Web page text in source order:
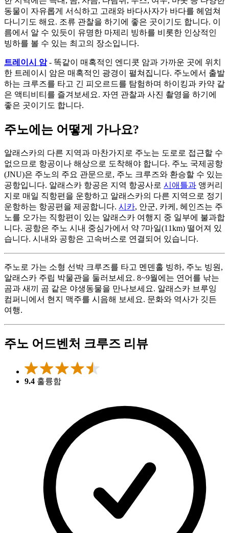
동물이 자유롭게 서식하고 고래와 바다사자가 바다를 헤엄쳐
다니기도 해요. 조류 관찰을 하기에 좋은 곳이기도 합니다. 이
름에서 알 수 있듯이 유명한 마제리 빙하를 비롯한 인상적인
빙하를 볼 수 있는 최고의 장소입니다.
트레이시 암- 똑같이 매혹적인 엔디콧 암과 가까운 곳에 위치
한 트레이시 암은 매혹적인 광경이 펼쳐집니다. 주노에서 출발
하는 크루즈를 타고 긴 피오르드를 탐험하며 하이킹과 카약 같
은 액티비티를 즐겨보세요. 자연 관찰과 사진 촬영을 하기에
좋은 곳이기도 합니다.
주노에는 어떻게 가나요?
알래스카의 다른 지역과 마찬가지로 주노는 도로로 접근할 수
없으므로 항공이나 해상으로 도착해야 합니다. 주노 국제공항
(JNU)은 주노의 주요 관문으로, 주노 크루즈와 환승할 수 있는
공항입니다. 알래스카 항공은 지역 항공사로 시애틀과 앵커리
지로 매일 직항편을 운항하고 알래스카의 다른 지역으로 정기
운항하는 항공편을 제공합니다. 시카, 안군, 카케, 헤인즈는 주
노를 오가는 직항편이 있는 알래스카 여행지 중 일부에 불과합
니다. 공항은 주노 시내 중심가에서 약 7마일(11km) 떨어져 있
습니다. 시내와 공항은 고속버스로 연결되어 있습니다.
주노로 가는 소형 선박 크루즈를 타고 멘덴홀 빙하, 주노 빙원,
알래스카 주립 박물관을 둘러보세요. 8~9월에는 연어를 낚는
곰과 새끼 곰 같은 야생동물을 만나보세요. 알래스카 브루잉
컴퍼니에서 현지 맥주를 시음해 보세요. 문화와 역사가 깃든
여행.
주노 어드벤처 크루즈 리뷰
9.4 훌륭함